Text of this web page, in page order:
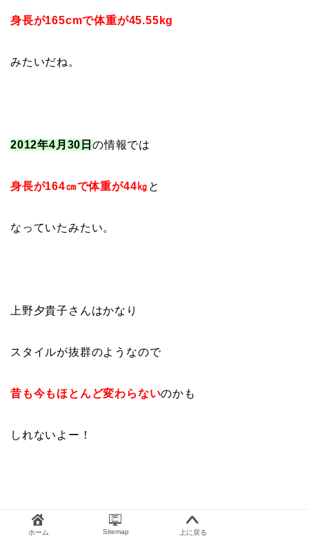
身長が165cmで体重が45.55kg
みたいだね。
2012年4月30日 の情報では
身長が164㎝で体重が44㎏ と
なっていたみたい。
上野夕貴子さんはかなり
スタイルが抜群のようなので
昔も今もほとんど変わらないのかも
しれないよー！
上野夕貴子さんは いくつになっても
ホーム Sitemap 上に戻る